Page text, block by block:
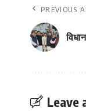
PREVIOUS
Leave